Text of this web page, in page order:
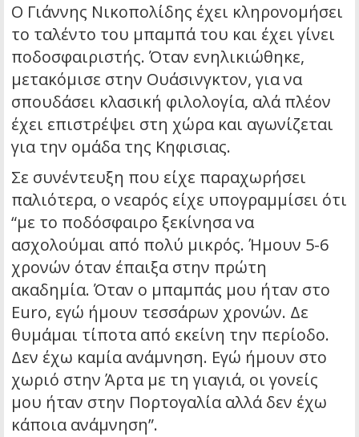
Ο Γιάννης Νικοπολίδης έχει κληρονομήσει
το ταλέντο του μπαμπά του και έχει γίνει
ποδοσφαιριστής. Όταν ενηλικιώθηκε,
μετακόμισε στην Ουάσινγκτον, για να
σπουδάσει κλασική φιλολογία, αλά πλέον
έχει επιστρέψει στη χώρα και αγωνίζεται
για την ομάδα της Κηφισιας.
Σε συνέντευξη που είχε παραχωρήσει
παλιότερα, ο νεαρός είχε υπογραμμίσει ότι
“με το ποδόσφαιρο ξεκίνησα να
ασχολούμαι από πολύ μικρός. Ήμουν 5-6
χρονών όταν έπαιξα στην πρώτη
ακαδημία. Όταν ο μπαμπάς μου ήταν στο
Euro, εγώ ήμουν τεσσάρων χρονών. Δε
θυμάμαι τίποτα από εκείνη την περίοδο.
Δεν έχω καμία ανάμνηση. Εγώ ήμουν στο
χωριό στην Άρτα με τη γιαγιά, οι γονείς
μου ήταν στην Πορτογαλία αλλά δεν έχω
κάποια ανάμνηση”.